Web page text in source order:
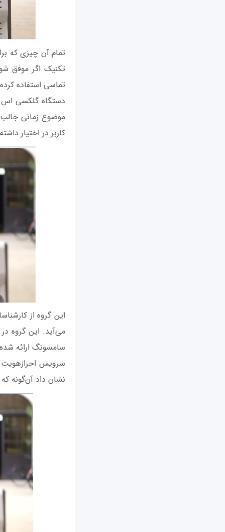
تمام آن چیزی که
تکنیک اگر موفق
تماسی استفاده
موضوع زمانی
کاربر در اختیار
این گروه از
سامسونگ ارائه
سرویس احرازهویت
نشان داد آن‌گونه